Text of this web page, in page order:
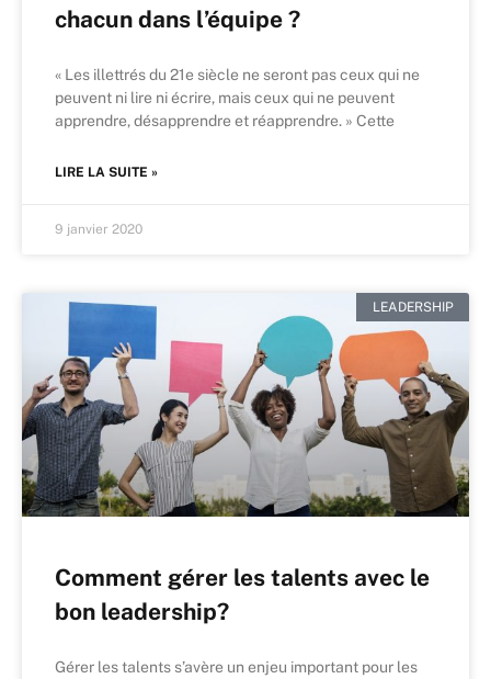
chacun dans l’équipe ?
« Les illettrés du 21e siècle ne seront pas ceux qui ne
peuvent ni lire ni écrire, mais ceux qui ne peuvent
apprendre, désapprendre et réapprendre. » Cette
LIRE LA SUITE »
9 janvier 2020
LEADERSHIP
Comment gérer les talents avec le
bon leadership?
Gérer les talents s’avère un enjeu important pour les